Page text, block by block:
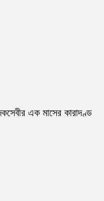
এক মাসের কারাদণ্ড